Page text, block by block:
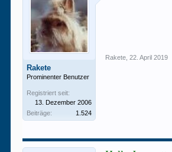
Rakete
Prominenter Benutzer
Registriert seit:
13. Dezember 2006
Beiträge:
1.524
Rakete 22. April 2019